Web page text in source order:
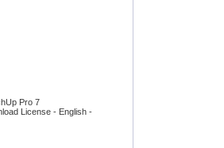
Pro 7
License - English -